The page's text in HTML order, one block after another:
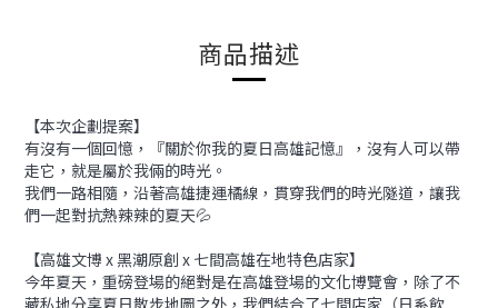
商品描述
【本次企劃提案】
有沒有一個回憶，『關於你我的夏日高雄記憶』，沒有人可以帶
走它，就是屬於我倆的時光。
我們一路相隨，沿著高雄捷運橘線，貫穿我們的時光隧道，讓我
們一起對抗熱辣辣的夏天💦
【高雄文博 x 黑潮原創 x 七間高雄在地特色店家】
今年夏天，重磅登場的絕對是在高雄登場的文化博覽會，除了不
藏私地分享夏日散步地圖之外，我們結合了七間店家（日系飲